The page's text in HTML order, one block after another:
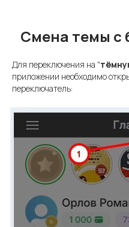
Смена темы с
Для переключения на "
приложении необходимо
переключатель: